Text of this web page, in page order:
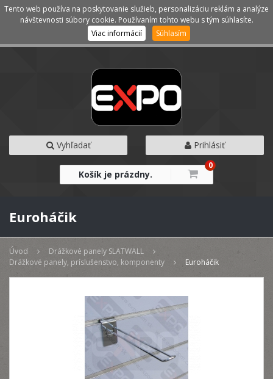
Kategórie Menu
Vyhľadať Prihlásiť
Košík je prázdny.
0
Euroháčik
Úvod
Drážkové panely SLATWALL
Drážkové panely, príslušenstvo, komponenty
Euroháčik
Tento web používa na poskytovanie služieb, personalizáciu reklám a analýze
návštevnosti súbory cookie. Používaním tohto webu s tým súhlasíte.
Viac informácií
Súhlasím